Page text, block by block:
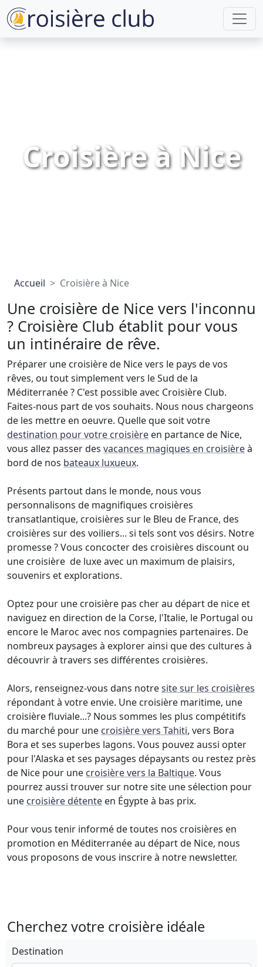
Croisière à Nice
Accueil Croisière à Nice
Une croisière de Nice vers l'inconnu
? Croisière Club établit pour vous
un intinéraire de rêve.
Préparer une croisière de Nice vers le pays de vos
rêves, ou tout simplement vers le Sud de la
Méditerranée ? C'est possible avec Croisière Club.
Faites-nous part de vos souhaits. Nous nous chargeons
de les mettre en oeuvre. Quelle que soit votre
destination pour votre croisière en partance de Nice,
vous allez passer des vacances magiques en croisièreà
bord de nos bateaux luxueux.
Présents partout dans le monde, nous vous
personnalisons de magnifiques croisières
transatlantique, croisières sur le Bleu de France, des
croisières sur des voiliers... si tels sont vos désirs. Notre
promesse ? Vous concocter des croisières discount ou
une croisière de luxe avec un maximum de plaisirs,
souvenirs et explorations.
Optez pour une croisière pas cher au départ de nice et
naviguez en direction de la Corse, l'Italie, le Portugal ou
encore le Maroc avec nos compagnies partenaires. De
nombreux paysages à explorer ainsi que des cultures à
découvrir à travers ses différentes croisières.
Alors, renseignez-vous dans notresite sur les croisières
répondant à votre envie. Une croisière maritime, une
croisière fluviale...? Nous sommes les plus compétitifs
du marché pour une croisière vers Tahiti, vers Bora
Bora et ses superbes lagons. Vous pouvez aussi opter
pour l'Alaska et ses paysages dépaysants ou restez près
de Nice pour une croisière vers la Baltique. Vous
pourrez aussi trouver sur notre site une sélection pour
une croisière détente en Égypte à bas prix.
Pour vous tenir informé de toutes nos croisières en
promotion en Méditerranée au départ de Nice, nous
vous proposons de vous inscrire à notre newsletter.
Cherchez votre croisière idéale
Destination